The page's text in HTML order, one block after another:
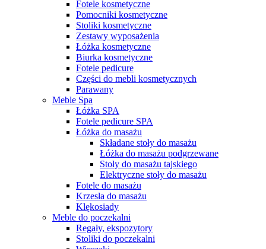
Fotele kosmetyczne
Pomocniki kosmetyczne
Stoliki kosmetyczne
Zestawy wyposażenia
Łóżka kosmetyczne
Biurka kosmetyczne
Fotele pedicure
Części do mebli kosmetycznych
Parawany
Meble Spa
Łóżka SPA
Fotele pedicure SPA
Łóżka do masażu
Składane stoły do masażu
Łóżka do masażu podgrzewane
Stoły do masażu tajskiego
Elektryczne stoły do masażu
Fotele do masażu
Krzesła do masażu
Klękosiady
Meble do poczekalni
Regały, ekspozytory
Stoliki do poczekalni